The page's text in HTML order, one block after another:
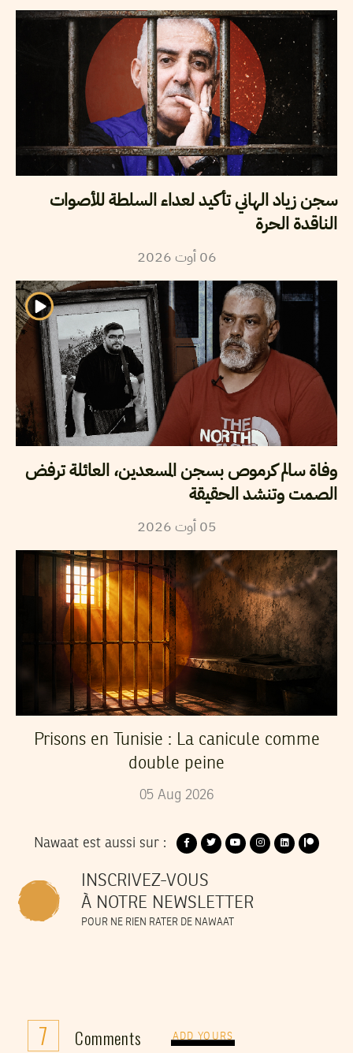
سجن زياد الهاني تأكيد لعداء السلطة للأصوات
الناقدة الحرة
06 أوت2026
وفاة سالم كرموص بسجن المسعدين، العائلة ترفض
الصمت وتنشد الحقيقة
05 أوت2026
Prisons en Tunisie : La canicule comme
double peine
05 Aug 2026
Nawaat est aussi sur :
INSCRIVEZ-VOUS
À NOTRE NEWSLETTER
POUR NE RIEN RATER DE NAWAAT
7 Comments ADD YOURS